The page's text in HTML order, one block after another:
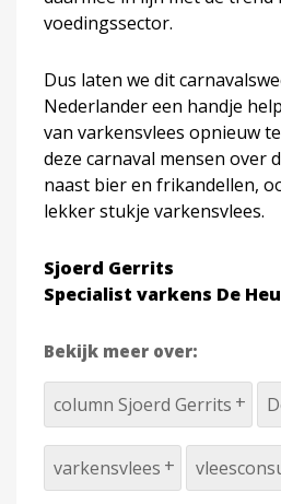
voedingssector.
Dus laten we dit
Nederlander een handje
van varkensvlees opnieuw
deze carnaval mensen over
naast bier en frikandellen,
lekker stukje varkensvlees.
Sjoerd Gerrits
Specialist varkens De
Bekijk meer over:
column Sjoerd Gerrits
varkensvlees